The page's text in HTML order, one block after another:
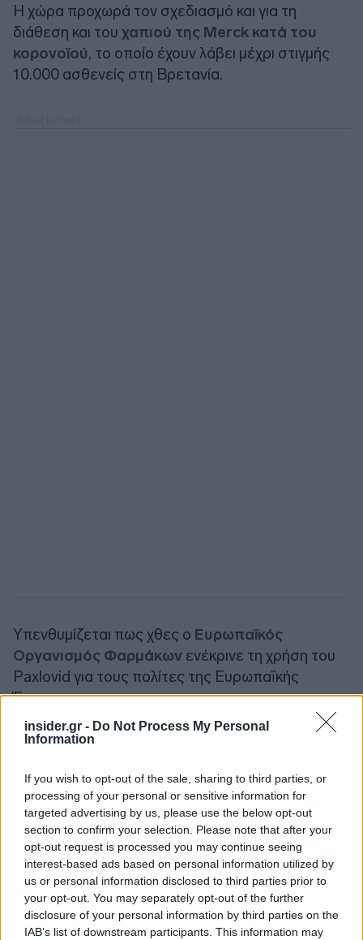
insider.gr - Do Not Process My Personal
Information
If you wish to opt-out of the sale, sharing to third parties, or
processing of your personal or sensitive information for
targeted advertising by us, please use the below opt-out
section to confirm your selection. Please note that after your
opt-out request is processed you may continue seeing
interest-based ads based on personal information utilized by
us or personal information disclosed to third parties prior to
your opt-out. You may separately opt-out of the further
disclosure of your personal information by third parties on the
IAB’s list of downstream participants. This information may
Η χώρα προχωρά τον σχεδιασμό και για τη
διάθεση και του χαπιού της Merck κατά του
κορονοϊού, το οποίο έχουν λάβει μέχρι στιγμής
10.000 ασθενείς στη Βρετανία.
Υπενθυμίζεται πως χθες ο Ευρωπαϊκός
Οργανισμός Φαρμάκων ενέκρινε τη χρήση του
Paxlovid για τους πολίτες της Ευρωπαϊκής
Ένωσης.
Ακολουθήστε το